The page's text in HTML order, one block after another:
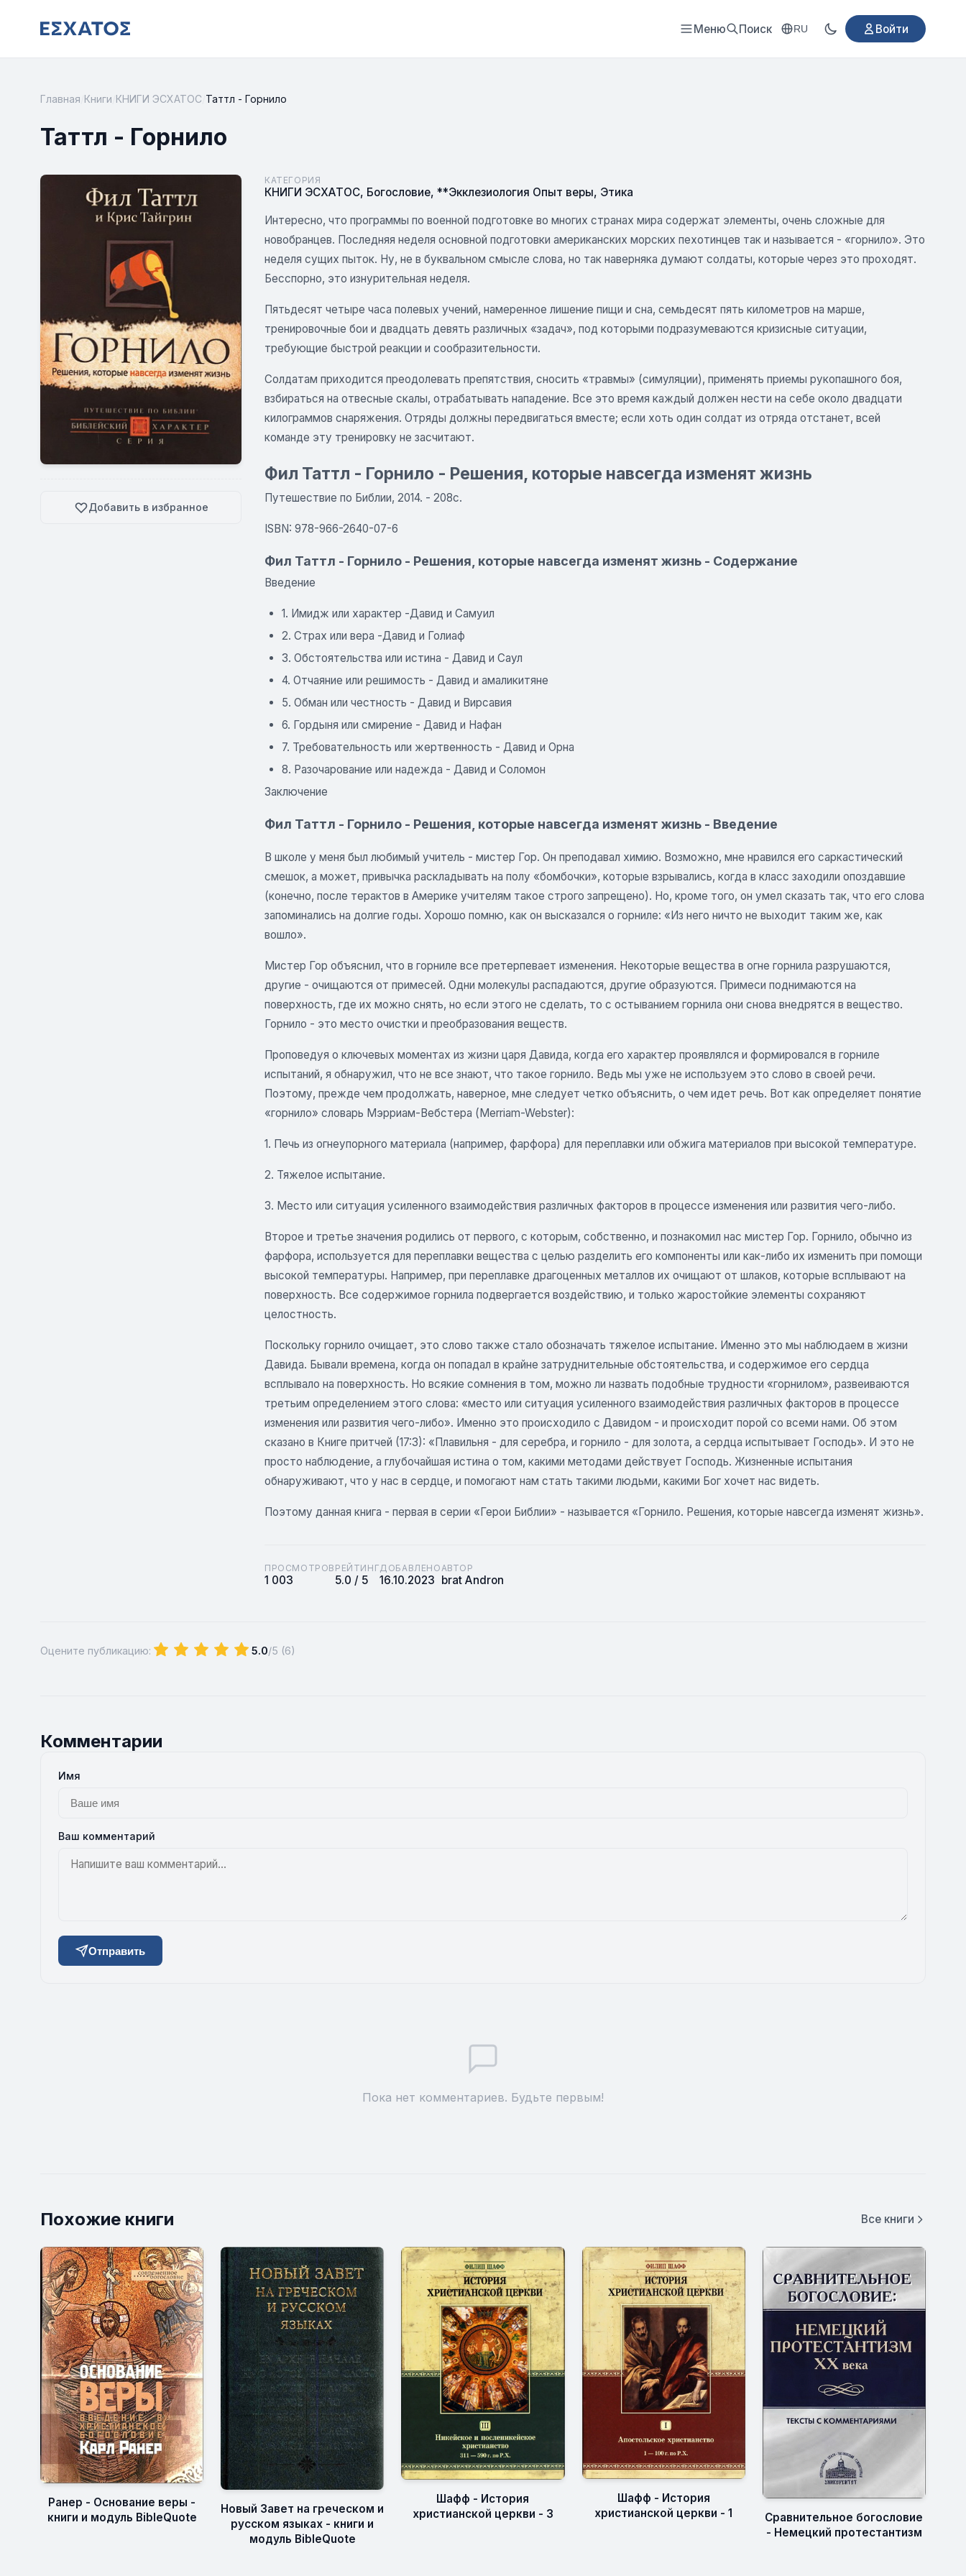
Меню Поиск RU Войти
Главная Книги КНИГИ ЭСХАТОС Таттл - Горнило
Таттл - Горнило
Добавить в избранное
КАТЕГОРИЯ
КНИГИ ЭСХАТОС, Богословие, **Экклезиология Опыт веры, Этика
Интересно, что программы по военной подготовке во многих странах мира содержат элементы, очень сложные для
новобранцев. Последняя неделя основной подготовки американских морских пехотинцев так и называется - «горнило». Это
неделя сущих пыток. Ну, не в буквальном смысле слова, но так наверняка думают солдаты, которые через это проходят.
Бесспорно, это изнурительная неделя.
Пятьдесят четыре часа полевых учений, намеренное лишение пищи и сна, семьдесят пять километров на марше,
тренировочные бои и двадцать девять различных «задач», под которыми подразумеваются кризисные ситуации,
требующие быстрой реакции и сообразительности.
Солдатам приходится преодолевать препятствия, сносить «травмы» (симуляции), применять приемы рукопашного боя,
взбираться на отвесные скалы, отрабатывать нападение. Все это время каждый должен нести на себе около двадцати
килограммов снаряжения. Отряды должны передвигаться вместе; если хоть один солдат из отряда отстанет, всей
команде эту тренировку не засчитают.
Фил Таттл - Горнило - Решения, которые навсегда изменят жизнь
Путешествие по Библии, 2014. - 208с.
ISBN: 978-966-2640-07-6
Фил Таттл - Горнило - Решения, которые навсегда изменят жизнь - Содержание
Введение
1. Имидж или характер -Давид и Самуил
2. Страх или вера -Давид и Голиаф
3. Обстоятельства или истина - Давид и Саул
4. Отчаяние или решимость - Давид и амаликитяне
5. Обман или честность - Давид и Вирсавия
6. Гордыня или смирение - Давид и Нафан
7. Требовательность или жертвенность - Давид и Орна
8. Разочарование или надежда - Давид и Соломон
Заключение
Фил Таттл - Горнило - Решения, которые навсегда изменят жизнь - Введение
В школе у меня был любимый учитель - мистер Гор. Он преподавал химию. Возможно, мне нравился его саркастический
смешок, а может, привычка раскладывать на полу «бомбочки», которые взрывались, когда в класс заходили опоздавшие
(конечно, после терактов в Америке учителям такое строго запрещено). Но, кроме того, он умел сказать так, что его слова
запоминались на долгие годы. Хорошо помню, как он высказался о горниле: «Из него ничто не выходит таким же, как
вошло».
Мистер Гор объяснил, что в горниле все претерпевает изменения. Некоторые вещества в огне горнила разрушаются,
другие - очищаются от примесей. Одни молекулы распадаются, другие образуются. Примеси поднимаются на
поверхность, где их можно снять, но если этого не сделать, то с остыванием горнила они снова внедрятся в вещество.
Горнило - это место очистки и преобразования веществ.
Проповедуя о ключевых моментах из жизни царя Давида, когда его характер проявлялся и формировался в горниле
испытаний, я обнаружил, что не все знают, что такое горнило. Ведь мы уже не используем это слово в своей речи.
Поэтому, прежде чем продолжать, наверное, мне следует четко объяснить, о чем идет речь. Вот как определяет понятие
«горнило» словарь Мэрриам-Вебстера (Merriam-Webster):
1. Печь из огнеупорного материала (например, фарфора) для переплавки или обжига материалов при высокой температуре.
2. Тяжелое испытание.
3. Место или ситуация усиленного взаимодействия различных факторов в процессе изменения или развития чего-либо.
Второе и третье значения родились от первого, с которым, собственно, и познакомил нас мистер Гор. Горнило, обычно из
фарфора, используется для переплавки вещества с целью разделить его компоненты или как-либо их изменить при помощи
высокой температуры. Например, при переплавке драгоценных металлов их очищают от шлаков, которые всплывают на
поверхность. Все содержимое горнила подвергается воздействию, и только жаростойкие элементы сохраняют
целостность.
Поскольку горнило очищает, это слово также стало обозначать тяжелое испытание. Именно это мы наблюдаем в жизни
Давида. Бывали времена, когда он попадал в крайне затруднительные обстоятельства, и содержимое его сердца
всплывало на поверхность. Но всякие сомнения в том, можно ли назвать подобные трудности «горнилом», развеиваются
третьим определением этого слова: «место или ситуация усиленного взаимодействия различных факторов в процессе
изменения или развития чего-либо». Именно это происходило с Давидом - и происходит порой со всеми нами. Об этом
сказано в Книге притчей (17:3): «Плавильня - для серебра, и горнило - для золота, а сердца испытывает Господь». И это не
просто наблюдение, а глубочайшая истина о том, какими методами действует Господь. Жизненные испытания
обнаруживают, что у нас в сердце, и помогают нам стать такими людьми, какими Бог хочет нас видеть.
Поэтому данная книга - первая в серии «Герои Библии» - называется «Горнило. Решения, которые навсегда изменят жизнь».
ПРОСМОТРОВ
1 003
РЕЙТИНГ
5.0 / 5
ДОБАВЛЕНО
16.10.2023
АВТОР
brat Andron
Оцените публикацию: 5.0/5 (6)
Комментарии
Имя
Ваш комментарий
Отправить
Пока нет комментариев. Будьте первым!
Похожие книги Все книги
Ранер - Основание веры -
книги и модуль BibleQuote
Новый Завет на греческом и
русском языках - книги и
модуль BibleQuote
Шафф - История
христианской церкви - 3
Шафф - История
христианской церкви - 1
Сравнительное богословие
- Немецкий протестантизм